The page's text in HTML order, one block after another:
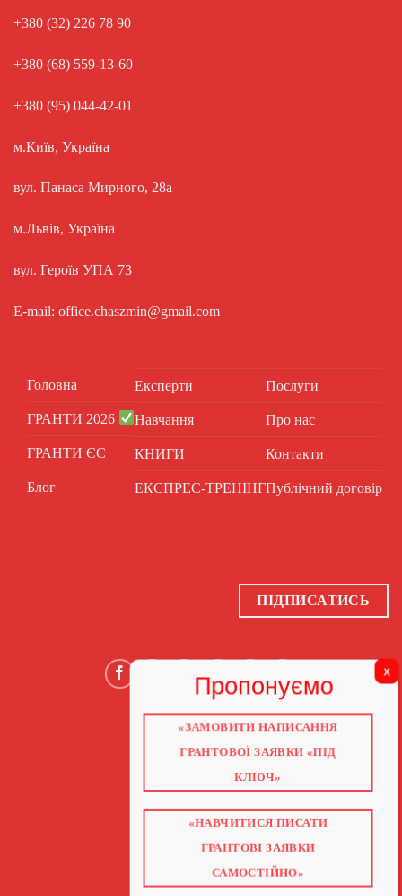
+380 (32) 226 78 90
+380 (68) 559-13-60
+380 (95) 044-42-01
м.Київ, Україна
вул. Панаса Мирного, 28а
м.Львів, Україна
вул. Героїв УПА 73
E-mail: office.chaszmin@gmail.com
Головна
ГРАНТИ 2026
ГРАНТИ ЄС
Блог
Експерти
Навчання
КНИГИ
ЕКСПРЕС-ТРЕНІНГ
Послуги
Про нас
Контакти
Публічний договір
ПІДПИСАТИСЬ
ПРО НАС
БЛОГ
НАВЧАННЯ
КНИГИ
ВІДЕО ПРО ГРАНТИ
«ЗАМОВИТИ НАПИСАННЯ
ГРАНТОВОЇ ЗАЯВКИ «ПІД
КЛЮЧ»
«НАВЧИТИСЯ ПИСАТИ
ГРАНТОВІ ЗАЯВКИ
САМОСТІЙНО»